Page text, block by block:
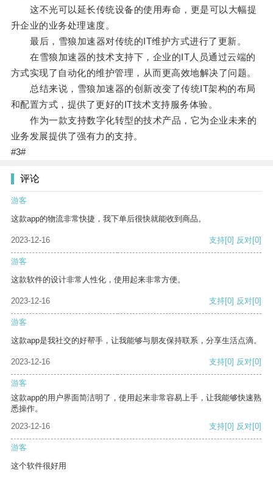
这不光可以延长传统设备的使用寿命，更是可以大幅提
升企业的业务处理速度。
最后，雪狼加速器对传统的IT维护方式进行了更新。
在雪狼加速器的技术支持下，企业的IT人员通过云端的
方式实现了自动化的维护管理，从而更高效地解决了问题。
总结来说，雪狼加速器的创新改变了传统IT架构的布局
和配置方式，提供了更好的IT技术支持服务体验。
作为一款支持数字化转型的技术产品，它为企业未来的
业务发展提供了强有力的支持。
#3#
评论
游客
这款app的物流非常快捷，我下单后很快就能收到商品。
2023-12-16 支持[0] 反对[0]
游客
这款软件的设计非常人性化，使用起来非常方便。
2023-12-16 支持[0] 反对[0]
游客
这款app是我社交的好帮手，让我能够与朋友保持联系，分享生活点滴。
2023-12-16 支持[0] 反对[0]
游客
这款app的用户界面简洁明了，使用起来非常容易上手，让我能够快速熟
悉操作。
2023-12-16
支持[0] 反对[0]
游客
这个软件很好用